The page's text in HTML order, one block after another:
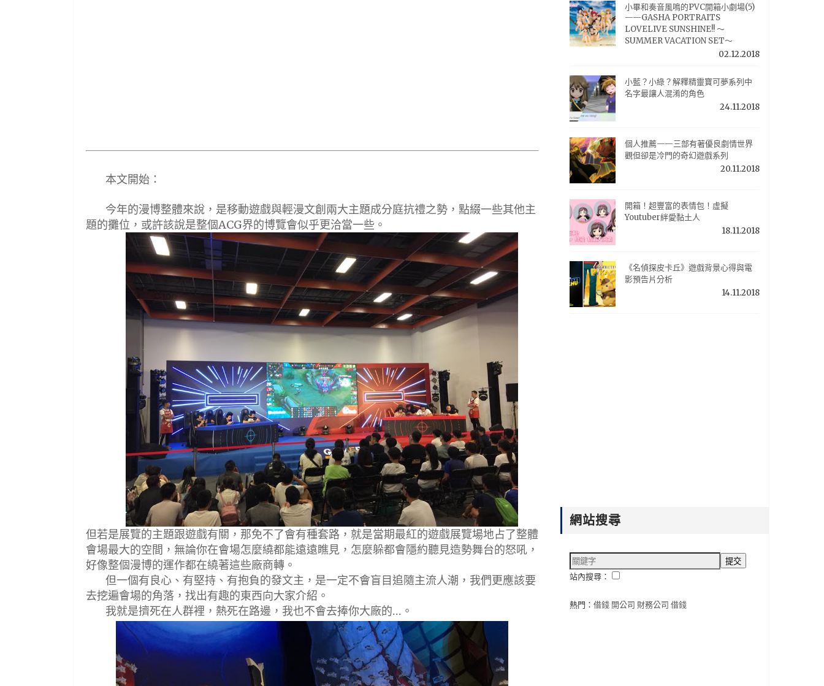
本文開始 ：
今年的漫博整體來說，是移動遊戲與輕漫文創兩大主題成分庭抗禮之勢，點綴一些其他主
題的攤位，或許該說是整個ACG界的博覽會似乎更洽當一些。
但若是展覽的主題跟遊戲有關，那免不了會有種套路，就是當期最紅的遊戲展覽場地占了整體
會場最大的空間，無論你在會場怎麼繞都能遠遠瞧見，怎麼躲都會隱約聽見造勢舞台的怒吼，
好像整個漫博的運作都在繞著這些廠商轉。
但一個有良心 、 有堅持 、有抱負的發文主，是一定不會盲目追隨主流人潮，我們更應該要
去挖遍會場的角落，找出有趣的東西向大家介紹。
我就是擠死在人群裡，熱死在路邊，我也不會去捧你大廠的... 。
小畢和奏音風鳴的PVC開箱小劇場(5)
——GASHA PORTRAITS
LOVELIVE SUNSHINE!! ～
SUMMER VACATION SET～
02.12.2018
小藍？小綠？解釋精靈寶可夢系列中
名字最讓人混淆的角色
24.11.2018
個人推薦——三部有著優良劇情世界
觀但卻是冷門的奇幻遊戲系列
20.11.2018
開箱！超豐富的表情包！虛擬
Youtuber絆愛黏土人
18.11.2018
《名偵探皮卡丘》遊戲背景心得與電
影預告片分析
14.11.2018
網站搜尋
站內搜尋：
熱門： 借錢 開公司 財務公司 借錢